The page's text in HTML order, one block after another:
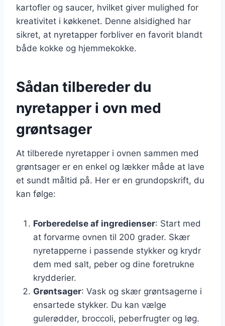
kartofler og saucer, hvilket giver mulighed for
kreativitet i køkkenet. Denne alsidighed har
sikret, at nyretapper forbliver en favorit blandt
både kokke og hjemmekokke.
Sådan tilbereder du
nyretapper i ovn med
grøntsager
At tilberede nyretapper i ovnen sammen med
grøntsager er en enkel og lækker måde at lave
et sundt måltid på. Her er en grundopskrift, du
kan følge:
Forberedelse af ingredienser: Start med
at forvarme ovnen til 200 grader. Skær
nyretapperne i passende stykker og krydr
dem med salt, peber og dine foretrukne
krydderier.
Grøntsager: Vask og skær grøntsagerne i
ensartede stykker. Du kan vælge
gulerødder, broccoli, peberfrugter og løg.